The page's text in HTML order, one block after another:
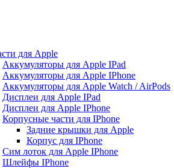
для Apple
Аккумуляторы для Apple IPad
Аккумуляторы для Apple IPhone
Аккумуляторы для Apple Watch / AirPods
Дисплеи для Apple IPad
Дисплеи для Apple IPhone
Корпусные части для IPhone
Задние крышки для Apple
Корпус для IPhone
Сим лоток для Apple IPhone
Шлейфы IPhone